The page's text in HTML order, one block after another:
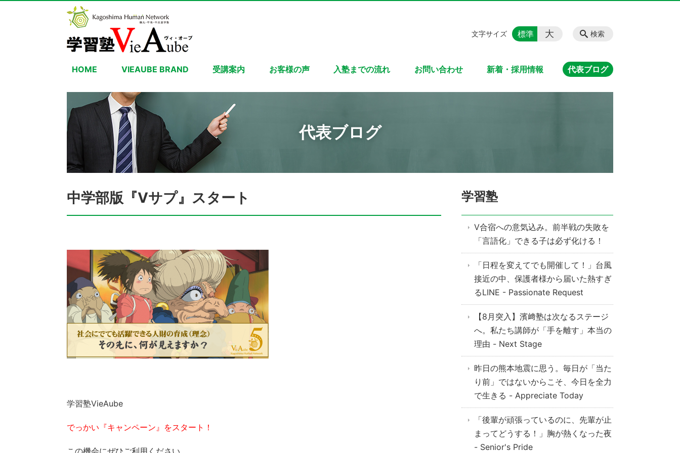
HOME VIEAUBE BRAND 受講案内 お客様の声 入塾までの流れ お問い合わせ 新着・採用情報 代表ブログ
検索
文字サイズ 標準 大
代表ブログ
中学部版『Vサプ』スタート
学習塾VieAube
でっかい『キャンペーン』をスタート！
この機会にぜひご利用ください。
学習塾
V合宿への意気込み。前半戦の失敗を
「言語化」できる子は必ず化ける！
「日程を変えてでも開催して！」台風
接近の中、保護者様から届いた熱すぎ
るLINE - Passionate Request
【8月突入】濱﨑塾は次なるステージ
へ。私たち講師が「手を離す」本当の
理由 - Next Stage
昨日の熊本地震に思う。毎日が「当た
り前」ではないからこそ、今日を全力
で生きる - Appreciate Today
「後輩が頑張っているのに、先輩が止
まってどうする！」胸が熱くなった夜
- Senior's Pride